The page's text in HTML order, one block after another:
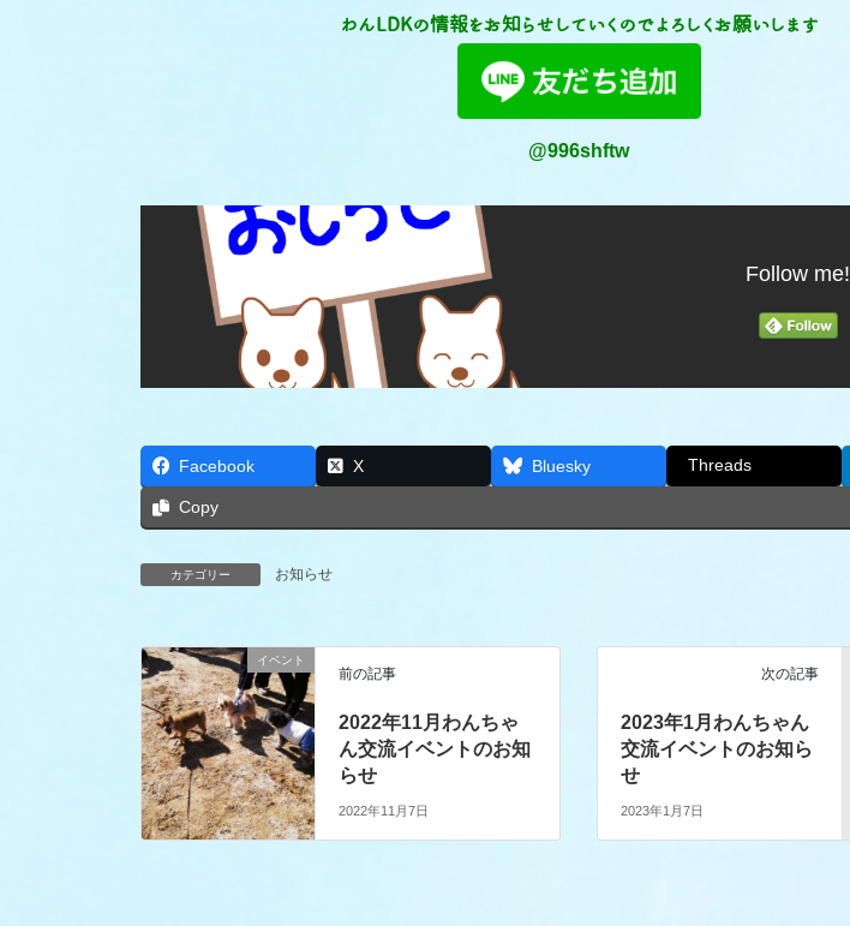
わんLDKの情報をお知らせしていくのでよろしくお願いします
@996shftw
Follow me!
Facebook X Bluesky Threads
Copy
カテゴリー お知らせ
イベント
前の記事
2022年11月わんちゃ
ん交流イベントのお知
らせ
2022年11月7日
次の記事
2023年1月わんちゃん
交流イベントのお知ら
せ
2023年1月7日